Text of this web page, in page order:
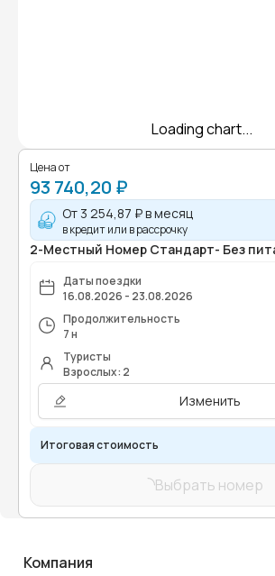
Loading chart...
Цена от
93 740,20 ₽
От 3 254,87 ₽в месяц
в кредит или в рассрочку
2-Местный Номер Стандарт- Без
Даты поездки
16.08.2026 - 23.08.2026
Продолжительность
7 н
Туристы
Взрослых: 2
Изменить
Итоговая стоимость
Выбрать номер
Компания